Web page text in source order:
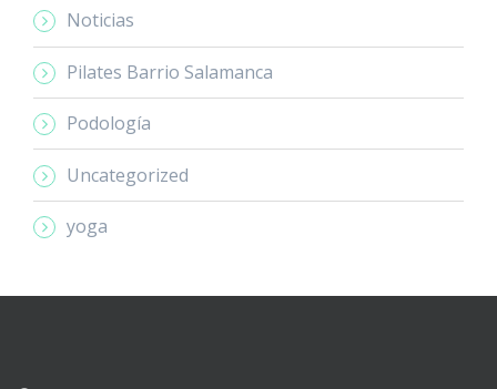
Noticias
Pilates Barrio Salamanca
Podología
Uncategorized
yoga